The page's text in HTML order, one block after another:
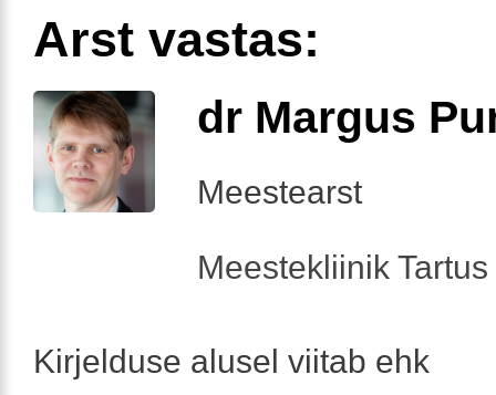
Arst vastas:
dr Margus
Meestearst
Meestekliinik
Kirjelduse alusel viitab ehk